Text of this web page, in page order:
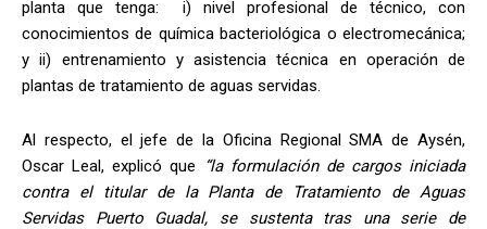
planta que tenga: i) nivel profesional de técnico, con
conocimientos de química bacteriológica o electromecánica;
y ii) entrenamiento y asistencia técnica en operación de
plantas de tratamiento de aguas servidas.
Al respecto, el jefe de la Oficina Regional SMA de Aysén,
Oscar Leal, explicó que
“la formulación de cargos iniciada
contra el titular de la Planta de Tratamiento de Aguas
Servidas Puerto Guadal, se sustenta tras una serie de